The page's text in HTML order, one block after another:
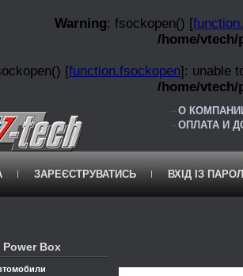
Warning: fsockopen() [
/home/
[function.fsockopen]: unable
/home/
О КОМПАНИИ
ОПЛАТА И
ЗАРЕЄСТРУВАТИСЬ ВХІД ІЗ
Box